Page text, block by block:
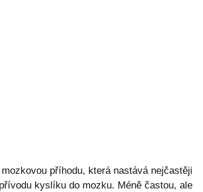
příhodu, která nastává nejčastěji
kyslíku do mozku. Méně častou, ale